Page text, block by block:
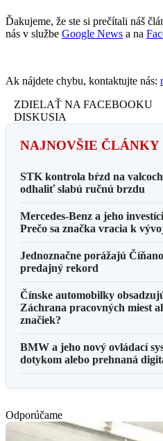
Ďakujeme, že ste si prečítali náš
nás v službe Google News a na
Ak nájdete chybu, kontaktujte nás:
ZDIELAŤ NA FACEBOOKU
DISKUSIA
NAJNOVŠIE ČLÁNKY
STK kontrola bŕzd na
odhaliť slabú ručnú brzdu
Mercedes-Benz a jeho
Prečo sa značka vracia k
Jednoznačne porážajú
predajný rekord
Čínske automobilky
Záchrana pracovných miest
značiek?
BMW a jeho nový ovládací
dotykom alebo prehnaná
Odporúčame